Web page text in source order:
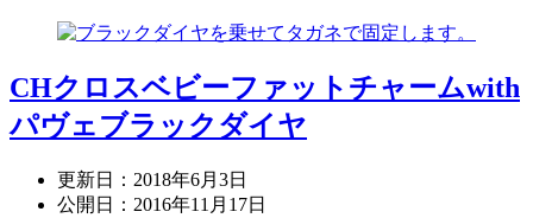
CHクロスベビーファットチャームwith
パヴェブラックダイヤ
更新日： 2018年6月3日
公開日： 2016年11月17日